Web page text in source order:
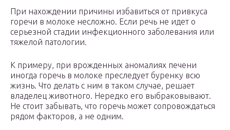
При нахождении причины избавиться от привкуса
горечи в молоке несложно. Если речь не идет о
серьезной стадии инфекционного заболевания или
тяжелой патологии.
К примеру, при врожденных аномалиях печени
иногда горечь в молоке преследует буренку всю
жизнь. Что делать с ним в таком случае, решает
владелец животного. Нередко его выбраковывают.
Не стоит забывать, что горечь может сопровождаться
рядом факторов, а не одним.